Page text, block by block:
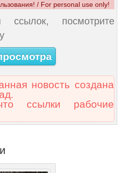
/ For personal use only!
ссылок, посмотрите
новость создана
ссылки рабочие